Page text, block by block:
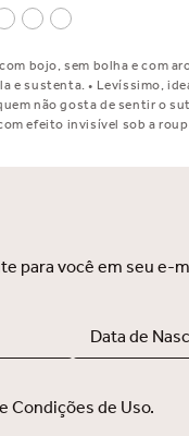
bojo, sem bolha e com
e sustenta. • Levíssimo,
não gosta de sentir o
efeito invisível sob a
U • Estrutura leve e
e mais
para seios: pequenos,
para você em seu e-
Condições de Uso.